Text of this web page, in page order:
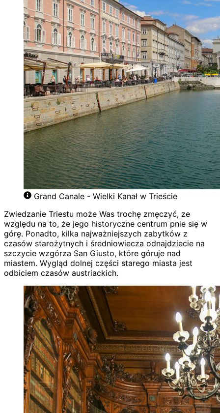
Grand Canale - Wielki Kanał w Trieście
Zwiedzanie Triestu może Was trochę zmęczyć, ze
względu na to, że jego historyczne centrum pnie się w
górę. Ponadto, kilka najważniejszych zabytków z
czasów starożytnych i średniowiecza odnajdziecie na
szczycie wzgórza San Giusto, które góruje nad
miastem. Wygląd dolnej części starego miasta jest
odbiciem czasów austriackich.